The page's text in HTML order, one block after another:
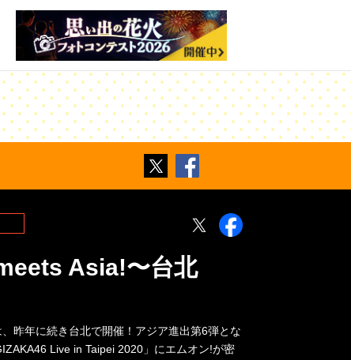
Twitter
Asia!〜台北
昨年に続き台北で開催！アジア進出第6弾とな
Live in Taipei 2020」にエムオン!が密
Twitter